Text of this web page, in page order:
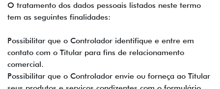
O tratamento dos dados pessoais listados neste termo
tem as seguintes finalidades:
Possibilitar que o Controlador identifique e entre em
contato com o Titular para fins de relacionamento
comercial.
Possibilitar que o Controlador envie ou forneça ao Titular